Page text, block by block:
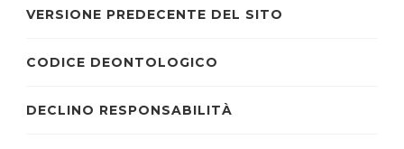
VERSIONE PREDECENTE DEL SITO
CODICE DEONTOLOGICO
DECLINO RESPONSABILITÀ